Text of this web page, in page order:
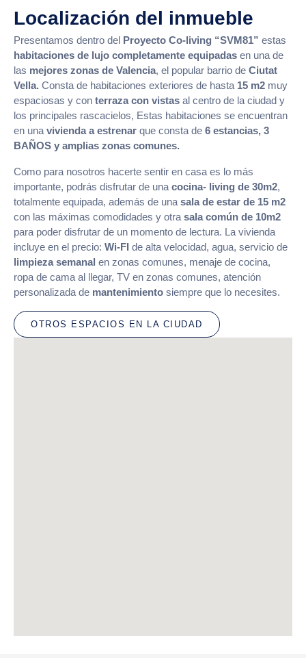
Localización del inmueble
Presentamos dentro del Proyecto Co-living “SVM81” estas
habitaciones de lujo completamente equipadas en una de
las mejores zonas de Valencia, el popular barrio de Ciutat
Vella. Consta de habitaciones exteriores de hasta 15 m2 muy
espaciosas y con terraza con vistas al centro de la ciudad y
los principales rascacielos, Estas habitaciones se encuentran
en una vivienda a estrenar que consta de 6 estancias, 3
BAÑOS y amplias zonas comunes.
Como para nosotros hacerte sentir en casa es lo más
importante, podrás disfrutar de una cocina- living de 30m2,
totalmente equipada, además de una sala de estar de 15 m2
con las máximas comodidades y otra sala común de 10m2
para poder disfrutar de un momento de lectura. La vivienda
incluye en el precio: Wi-FI de alta velocidad, agua, servicio de
limpieza semanal en zonas comunes, menaje de cocina,
ropa de cama al llegar, TV en zonas comunes, atención
personalizada de mantenimiento siempre que lo necesites.
OTROS ESPACIOS EN LA CIUDAD